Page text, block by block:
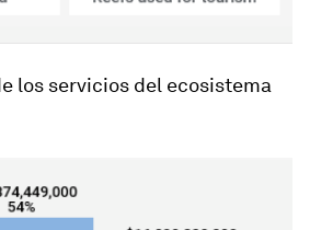
los servicios del ecosistema